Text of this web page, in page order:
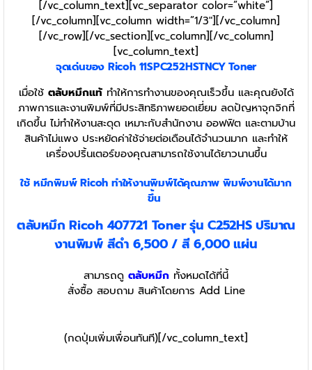
[/vc_column_text][vc_separator color=”white”]
[/vc_column][vc_column width=”1/3″][/vc_column]
[/vc_row][/vc_section][vc_column][/vc_column]
[vc_column_text]
จุดเด่นของ Ricoh 11SPC252HSTNCY Toner
เมื่อใช้ ตลับหมึกแท้ทำให้การทำงานของคุณเร็วขึ้น และคุณยังได้
ภาพการและงานพิมพ์ที่มีประสิทธิภาพยอดเยี่ยม ลดปัญหาจุกจิกที่
เกิดขึ้น ไม่ทำให้งานสะดุด เหมาะกับสำนักงาน ออฟฟิต และตามบ้าน
สินค้าไม่แพง ประหยัดค่าใช้จ่ายต่อเดือนได้จำนวนมาก และทำให้
เครื่องปริ้นเตอร์ของคุณสามารถใช้งานได้ยาวนานขึ้น
ใช้ หมึกพิมพ์ Ricoh ทำให้งานพิมพ์ได้คุณภาพ พิมพ์งานได้มาก
ขึ้น
ตลับหมึก Ricoh 407721 Toner รุ่น C252HS ปริมาณ
งานพิมพ์ สีดำ 6,500 / สี 6,000 แผ่น
สามารถดู ตลับหมึก ทั้งหมดได้ที่นี้
สั่งซื้อ สอบถาม สินค้าโดยการ Add Line
(กดปุ่มเพิ่มเพื่อนทันที)[/vc_column_text]